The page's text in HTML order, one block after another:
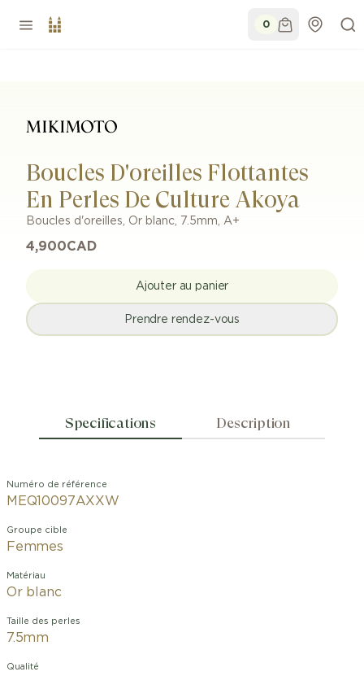
0
Boucles D'oreilles Flottantes
En Perles De Culture Akoya
Boucles d'oreilles, Or blanc, 7.5mm, A+
4,900CAD
Ajouter au panier
Prendre rendez-vous
Specifications Description
Numéro de référence
MEQ10097AXXW
Groupe cible
Femmes
Matériau
Or blanc
Taille des perles
7.5mm
Qualité